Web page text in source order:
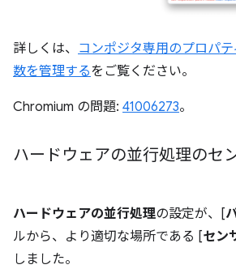
詳しくは、 コンポジタ専用のプロパ
数を管理するをご覧ください。
Chromium の問題: 41006273。
ハードウェアの並行処理のセ
ハードウェアの並行処理の設定が、[
ルから、より適切な場所である [セン
しました。